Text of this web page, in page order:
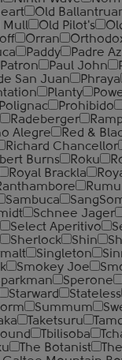
Old
Mull Old Pilot's
Orran
Paddy Padre
Patron Paul John
San Juan Phraya
Planty
Prohibido
Radeberger
Alegre Red &
Richard Chancellor
Burns Roku
Royal Brackla
Sambuca
Schnee Jager
Select Aperitivo
Sherlock Shin
Singleton
Smokey Joe
Sperone
Starward Stateless
Summum
Taketsuru
Tbilisoba
The Botanist